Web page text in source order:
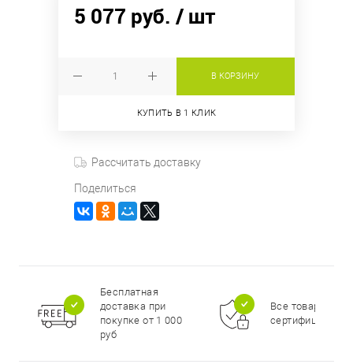
5 077 руб. / шт
В КОРЗИНУ
КУПИТЬ В 1 КЛИК
Рассчитать доставку
Поделиться
Бесплатная
доставка при
покупке от 1 000
руб
Все товары